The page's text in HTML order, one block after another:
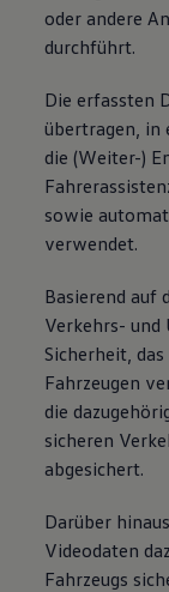
75
oder andere
durchführt.
Die erfassten
übertragen, in
die (Weiter-)
sowie
verwendet.
Basierend auf
Verkehrs-
Sicherheit,
Fahrzeugen
die
sicheren
abgesichert.
Darüber
Videodaten
Fahrzeugs